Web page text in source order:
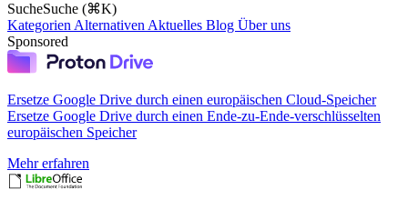
SucheSuche (⌘K)
Kategorien Alternativen Aktuelles Blog Über uns
Sponsored
Ersetze Google Drive durch einen europäischen Cloud-Speicher
Ersetze Google Drive durch einen Ende-zu-Ende-verschlüsselten
europäischen Speicher
Mehr erfahren